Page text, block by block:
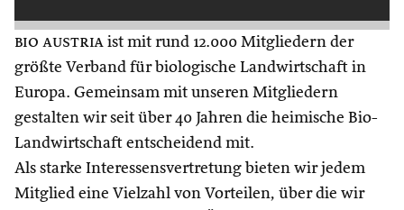
bio austria ist mit rund 12.000 Mitgliedern der
größte Verband für biologische Landwirtschaft in
Europa. Gemeinsam mit unseren Mitgliedern
gestalten wir seit über 40 Jahren die heimische Bio-
Landwirtschaft entscheidend mit.
Als starke Interessensvertretung bieten wir jedem
Mitglied eine Vielzahl von Vorteilen, über die wir